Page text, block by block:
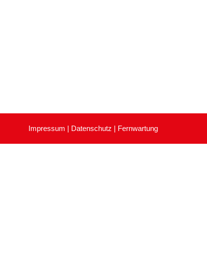
Impressum | Datenschutz | Fernwartung